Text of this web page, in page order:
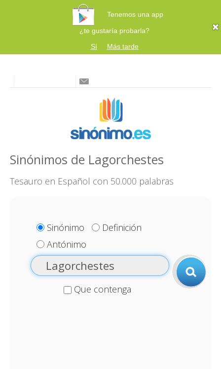
Tenemos una app
¿te gustaría probarla?
Sí
Más tarde
Sinónimos de Lagorchestes
Tesauro en Español con 50.000 palabras
Sinónimo
Definición
Antónimo
Que contenga